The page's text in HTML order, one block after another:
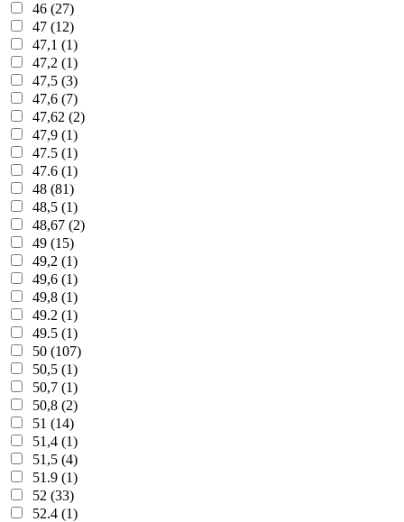
46 (27)
47 (12)
47,1 (1)
47,2 (1)
47,5 (3)
47,6 (7)
47,62 (2)
47,9 (1)
47.5 (1)
47.6 (1)
48 (81)
48,5 (1)
48,67 (2)
49 (15)
49,2 (1)
49,6 (1)
49,8 (1)
49.2 (1)
49.5 (1)
50 (107)
50,5 (1)
50,7 (1)
50,8 (2)
51 (14)
51,4 (1)
51,5 (4)
51.9 (1)
52 (33)
52.4 (1)